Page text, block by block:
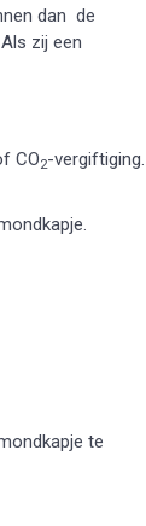
dan de
zij een
CO2-vergiftiging.
te